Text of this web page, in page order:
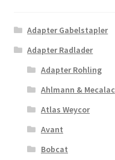
Adapter Gabelstapler
Adapter Radlader
Adapter Rohling
Ahlmann & Mecalac
Atlas Weycor
Avant
Bobcat